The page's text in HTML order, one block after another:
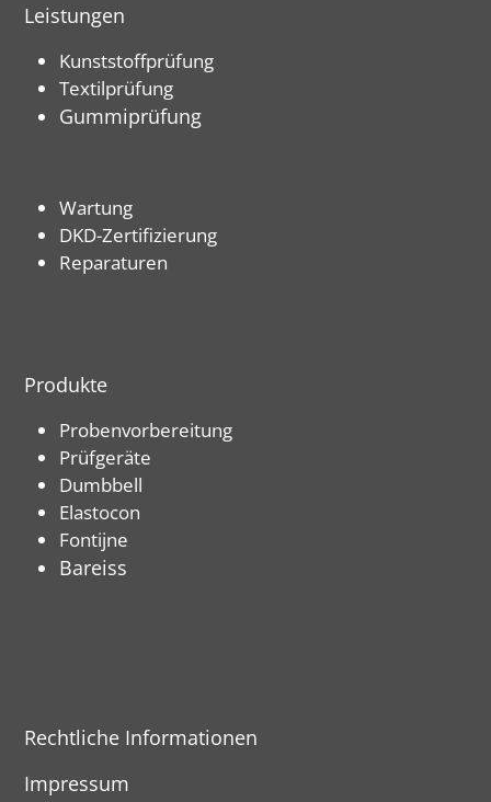
Leistungen
Kunststoffprüfung
Textilprüfung
Gummiprüfung
Wartung
DKD-Zertifizierung
Reparaturen
Produkte
Probenvorbereitung
Prüfgeräte
Dumbbell
Elastocon
Fontijne
Bareiss
Rechtliche Informationen
Impressum